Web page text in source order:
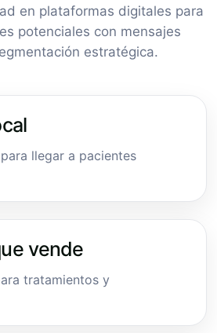
en plataformas digitales para
potenciales con mensajes
estratégica.
llegar a pacientes
vende
tratamientos y